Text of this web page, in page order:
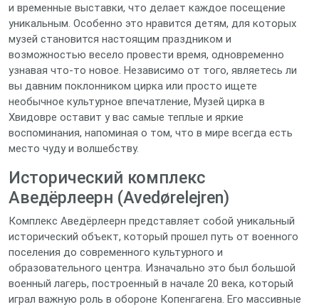
и временные выставки, что делает каждое посещение
уникальным. Особенно это нравится детям, для которых
музей становится настоящим праздником и
возможностью весело провести время, одновременно
узнавая что-то новое. Независимо от того, являетесь ли
вы давним поклонником цирка или просто ищете
необычное культурное впечатление, Музей цирка в
Хвидовре оставит у вас самые теплые и яркие
воспоминания, напоминая о том, что в мире всегда есть
место чуду и волшебству.
Исторический комплекс
Аведёрлеерн (Avedørelejren)
Комплекс Аведёрлеерн представляет собой уникальный
исторический объект, который прошел путь от военного
поселения до современного культурного и
образовательного центра. Изначально это был большой
военный лагерь, построенный в начале 20 века, который
играл важную роль в обороне Копенгагена. Его массивные